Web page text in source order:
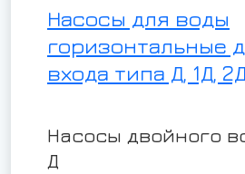
Насосы для воды
горизонтальные
входа типа Д, 1Д, 2Д
Насосы двойного
Д